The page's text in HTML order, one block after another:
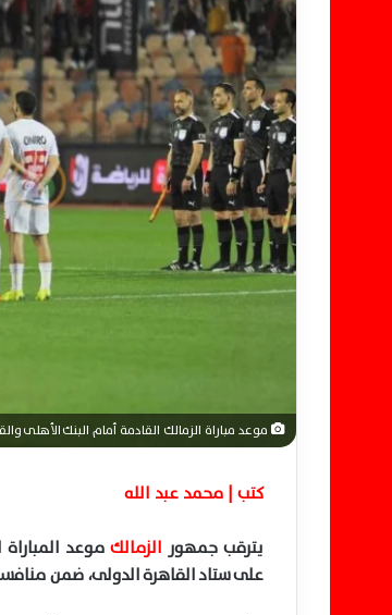
ر
ي
د
ا
إ
ك
ن
ي
موعد مباراة الزمالك القادمة أمام البنك الأهلى
كتب | محمد عبد الله
يترقب جمهور الزمالكموعد المباراة
على ستاد القاهرة الدولى، ضمن